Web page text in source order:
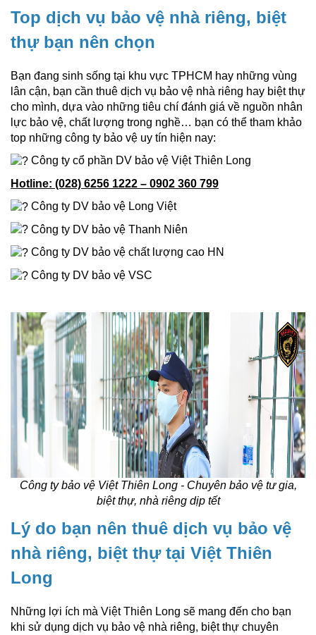
Top dịch vụ bảo vệ nhà riêng, biệt
thự bạn nên chọn
Bạn đang sinh sống tại khu vực TPHCM hay những vùng
lân cận, bạn cần thuê dịch vụ bảo vệ nhà riêng hay biệt thự
cho mình, dựa vào những tiêu chí đánh giá về nguồn nhân
lực bảo vệ, chất lượng trong nghề… bạn có thể tham khảo
top những công ty bảo vệ uy tín hiện nay:
Công ty cổ phần DV bảo vệ Việt Thiên Long
Hotline: (028) 6256 1222 – 0902 360 799
Công ty DV bảo vệ Long Việt
Công ty DV bảo vệ Thanh Niên
Công ty DV bảo vệ chất lượng cao HN
Công ty DV bảo vệ VSC
Công ty bảo vệ Việt Thiên Long - Chuyên bảo vệ tư gia,
biệt thự, nhà riêng dịp tết
Lý do bạn nên thuê dịch vụ bảo vệ
nhà riêng, biệt thự tại Việt Thiên
Long
Những lợi ích mà Việt Thiên Long sẽ mang đến cho bạn
khi sử dụng dịch vụ bảo vệ nhà riêng, biệt thự chuyên